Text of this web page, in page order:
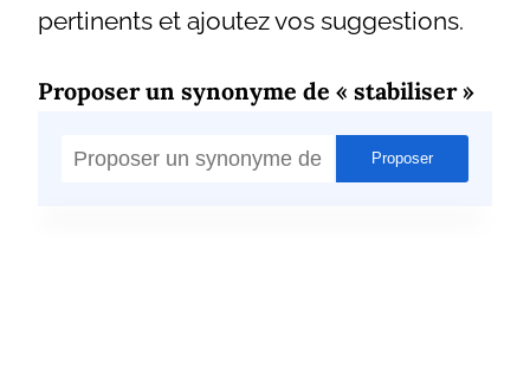
pertinents et ajoutez vos suggestions.
Proposer un synonyme de « stabiliser »